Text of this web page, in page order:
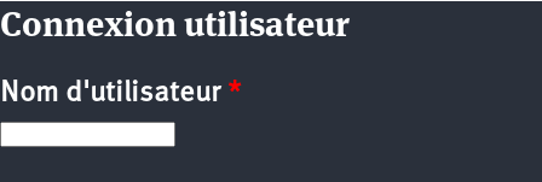
Connexion utilisateur
Nom d'utilisateur *